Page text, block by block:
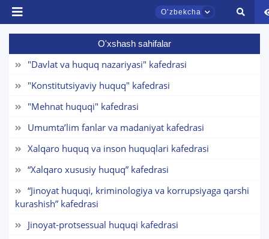
Oʼzbekcha
O'xshash sahifalar
"Davlat va huquq nazariyasi" kafedrasi
"Konstitutsiyaviy huquq" kafedrasi
"Mehnat huquqi" kafedrasi
Umumta’lim fanlar va madaniyat kafedrasi
Xalqaro huquq va inson huquqlari kafedrasi
“Xalqaro xususiy huquq” kafedrasi
“Jinoyat huquqi, kriminologiya va korrupsiyaga qarshi
kurashish” kafedrasi
Jinoyat-protsessual huquqi kafedrasi
TDYU qabul murojaatlari chati
Assalomu alaykum! TDYU qabul murojaatlari
chatda qoldiring.